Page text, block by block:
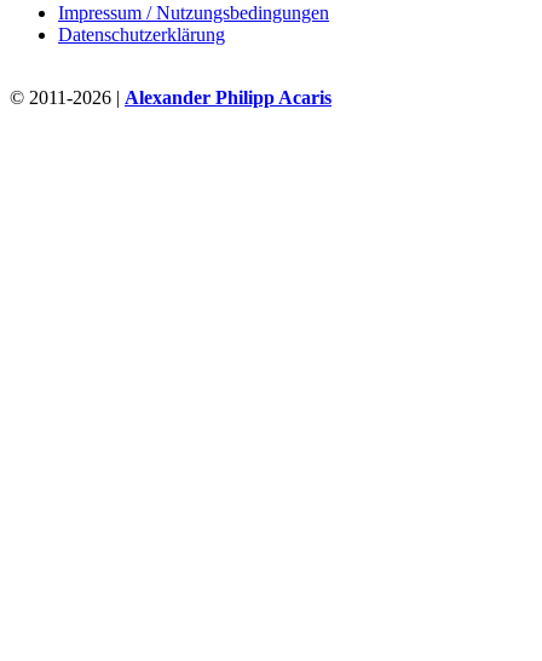
Impressum / Nutzungsbedingungen
Datenschutzerklärung
© 2011-2026 | Alexander Philipp Acaris